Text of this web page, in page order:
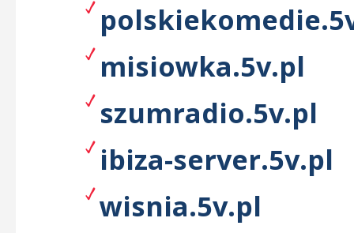
misiowka.5v.pl
szumradio.5v.pl
ibiza-server.5v.pl
wisnia.5v.pl